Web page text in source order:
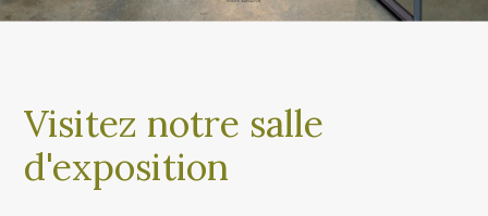
Visitez notre salle
d'exposition